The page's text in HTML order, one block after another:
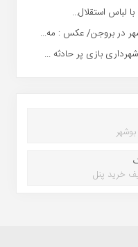
لباس استقلال...
در بروجن/ عکس : مه...
بازی پر حادثه ...